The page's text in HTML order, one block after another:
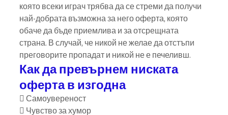
която всеки играч трябва да се стреми да получи
най-добрата възможна за него оферта, която
обаче да бъде приемлива и за отсрещната
страна. В случай, че никой не желае да отстъпи
преговорите пропадат и никой не е печеливш.
Как да превърнем ниската
оферта в изгодна
 Самоувереност
 Чувство за хумор